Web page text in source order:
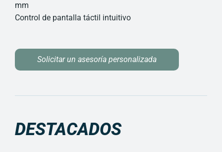
mm
Control de pantalla táctil intuitivo
Solicitar un asesoría personalizada
DESTACADOS